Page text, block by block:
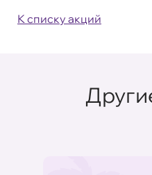
К списку акций